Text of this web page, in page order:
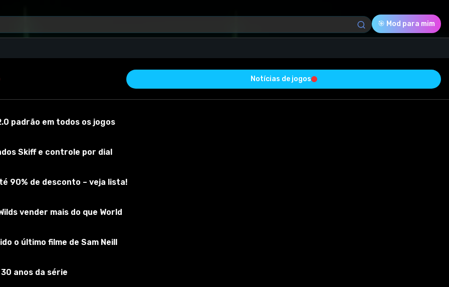
🎯 Mod para mim
Versão do mod: Versão do jogo:
Inscreva-se no jogo
Download (1.45 Mb)
Notícias de jogos
padrão em todos os jogos
Skiff e controle por dial
90% de desconto – veja lista!
vender mais do que World
o último filme de Sam Neill
anos da série